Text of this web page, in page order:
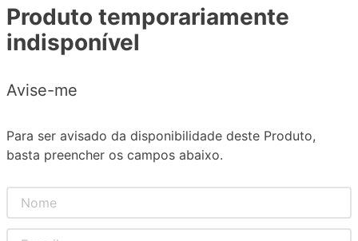
Produto temporariamente
indisponível
Avise-me
Para ser avisado da disponibilidade deste Produto,
basta preencher os campos abaixo.